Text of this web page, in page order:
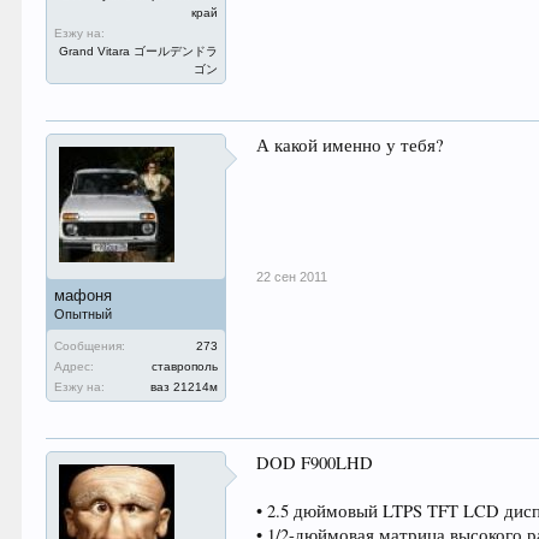
край
Езжу на:
Grand Vitara ゴールデンドラ
ゴン
мафоня
Опытный
Сообщения:
273
Адрес:
ставрополь
Езжу на:
ваз 21214м
А какой именно у тебя?
22 сен 2011
DOD F900LHD
• 2.5 дюймовый LTPS TFT LCD
• 1/2-дюймовая матрица высокого